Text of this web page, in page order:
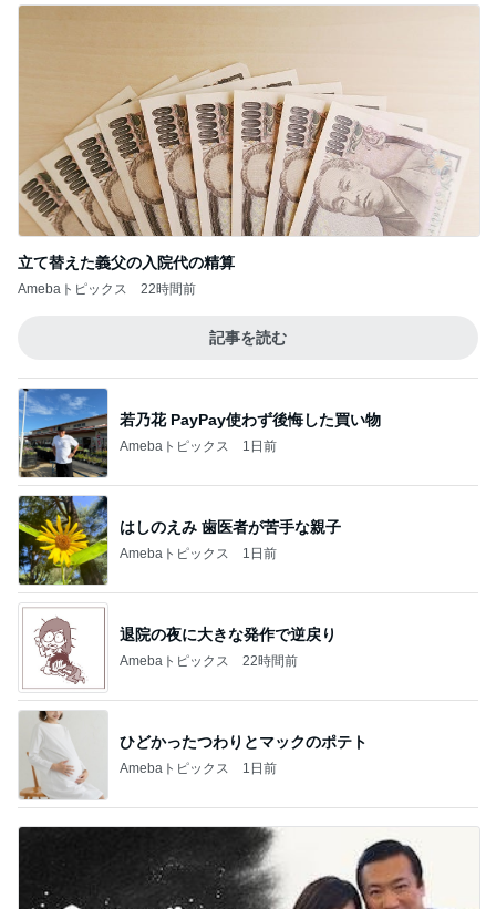
立て替えた義父の入院代の精算
Amebaトピックス 22時間前
記事を読む
若乃花 PayPay使わず後悔した買い物
Amebaトピックス 1日前
はしのえみ 歯医者が苦手な親子
Amebaトピックス 1日前
退院の夜に大きな発作で逆戻り
Amebaトピックス 22時間前
ひどかったつわりとマックのポテト
Amebaトピックス 1日前